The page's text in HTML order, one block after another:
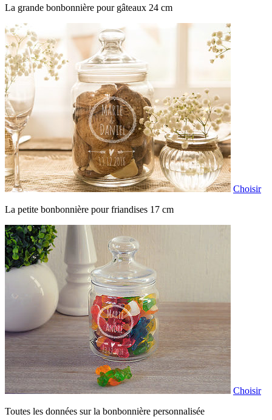
La grande bonbonnière pour gâteaux 24 cm
Choisir
La petite bonbonnière pour friandises 17 cm
Choisir
Toutes les données sur la bonbonnière personnalisée